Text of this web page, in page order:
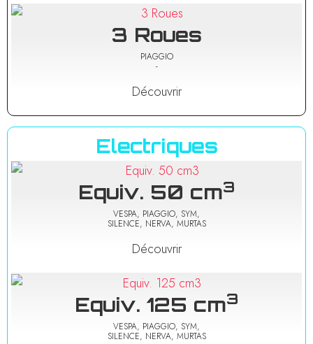
3 Roues
PIAGGIO
-
Découvrir
Electriques
Equiv. 50 cm3
VESPA, PIAGGIO, SYM,
SILENCE, NERVA, MURTAS
Découvrir
Equiv. 125 cm3
VESPA, PIAGGIO, SYM,
SILENCE, NERVA, MURTAS